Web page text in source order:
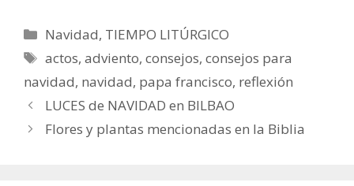
Categorías
Navidad, TIEMPO LITÚRGICO
Etiquetas
actos,adviento,consejos,consejos para
navidad, navidad, papa francisco, reflexión
LUCES de NAVIDAD en BILBAO
Flores y plantas mencionadas en la Biblia